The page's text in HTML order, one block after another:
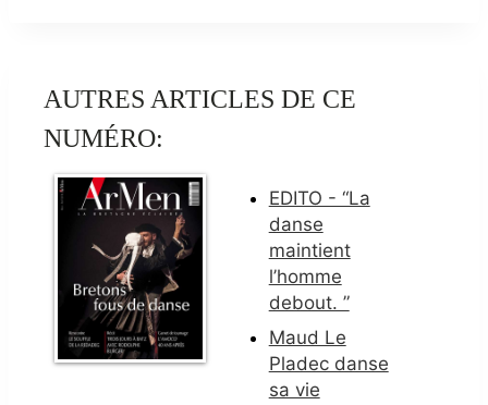
AUTRES ARTICLES DE CE
NUMÉRO:
EDITO - “La
danse
maintient
l’homme
debout. ”
Maud Le
Pladec danse
sa vie